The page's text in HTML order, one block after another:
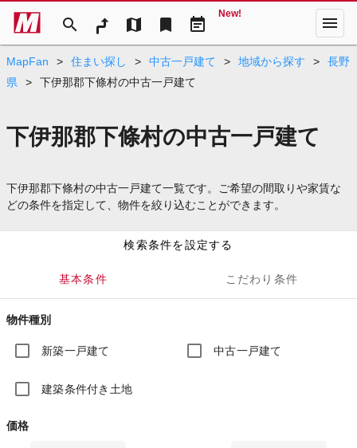
search map bookmark event_note
New! menu
MapFan > 住まい探し > 中古一戸建て > 地域から探す >
長野
県
> 下伊那郡下條村の中古一戸建て
下伊那郡下條村の中古一戸建て
下伊那郡下條村の中古一戸建て一覧です。ご希望の間取りや家賃な
どの条件を指定して、物件を絞り込むことができます。
検索条件を設定する
基本条件 こだわり条件
物件種別
新築一戸建て 中古一戸建て
建築条件付き土地
価格